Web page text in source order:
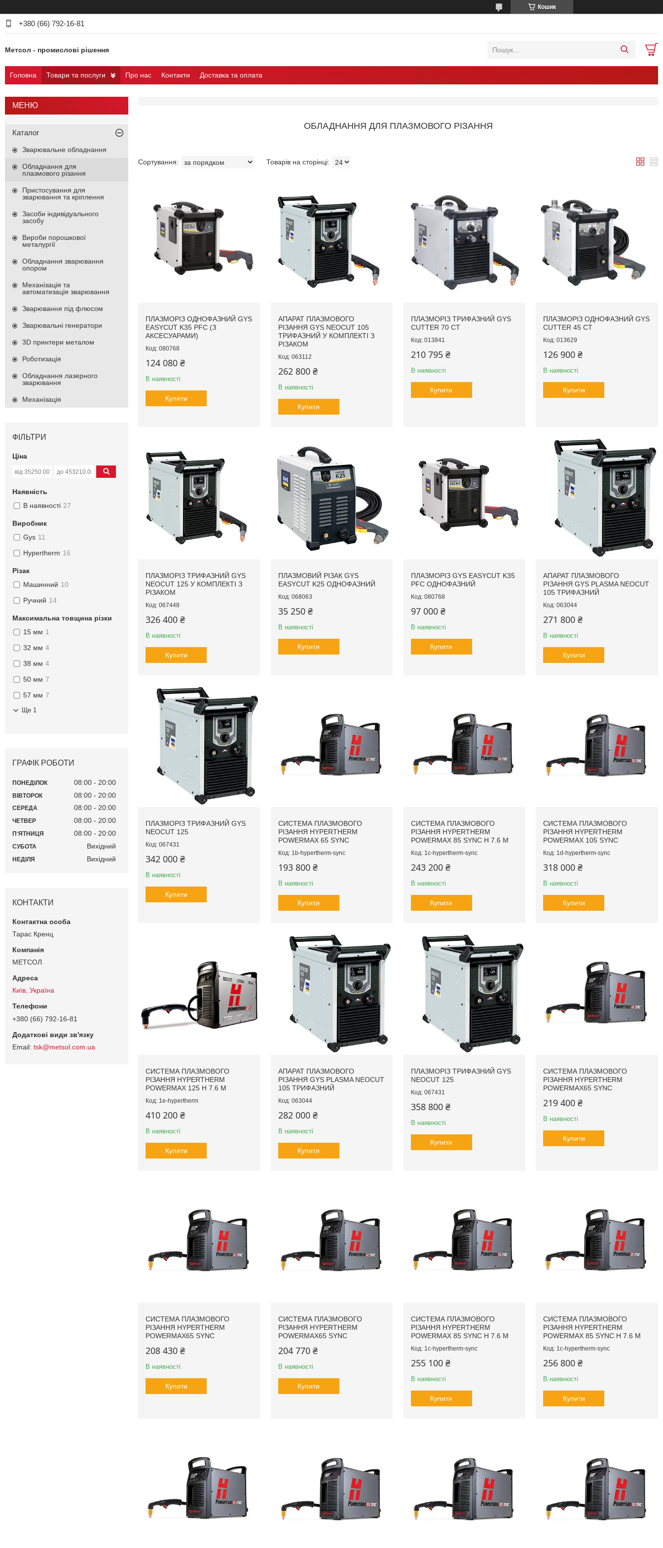
Кошик
+380 (66) 792-16-81
Метсол - промислові рішення
Головна Товари та послуги Про нас Контакти Доставка та оплата
ОБЛАДНАННЯ ДЛЯ ПЛАЗМОВОГО РІЗАННЯ
ПЛАЗМОРІЗ ОДНОФАЗНИЙ GYS
EASYCUT K35 PFC (З
АКСЕСУАРАМИ)
080768
124 080 ₴
В наявності
Купити
АПАРАТ ПЛАЗМОВОГО
РІЗАННЯ GYS NEOCUT 105
ТРИФАЗНИЙ У КОМПЛЕКТІ З
РІЗАКОМ
063112
262 800 ₴
В наявності
Купити
ПЛАЗМОРІЗ ТРИФАЗНИЙ GYS
CUTTER 70 CT
013841
210 795 ₴
В наявності
Купити
ПЛАЗМОРІЗ ОДНОФАЗНИЙ GYS
CUTTER 45 CT
013629
126 900 ₴
В наявності
Купити
ПЛАЗМОРІЗ ТРИФАЗНИЙ GYS
NEOCUT 125 У КОМПЛЕКТІ З
РІЗАКОМ
067448
326 400 ₴
В наявності
Купити
ПЛАЗМОВИЙ РІЗАК GYS
EASYCUT K25 ОДНОФАЗНИЙ
068063
35 250 ₴
В наявності
Купити
ПЛАЗМОРІЗ GYS EASYCUT K35
PFC ОДНОФАЗНИЙ
080768
97 000 ₴
В наявності
Купити
АПАРАТ ПЛАЗМОВОГО
РІЗАННЯ GYS PLASMA NEOCUT
105 ТРИФАЗНИЙ
063044
271 800 ₴
В наявності
Купити
ПЛАЗМОРІЗ ТРИФАЗНИЙ GYS
NEOCUT 125
067431
342 000 ₴
В наявності
Купити
СИСТЕМА ПЛАЗМОВОГО
РІЗАННЯ HYPERTHERM
POWERMAX 65 SYNC
1b-hypertherm-sync
193 800 ₴
В наявності
Купити
СИСТЕМА ПЛАЗМОВОГО
РІЗАННЯ HYPERTHERM
POWERMAX 85 SYNC H 7.6 M
1c-hypertherm-sync
243 200 ₴
В наявності
Купити
СИСТЕМА ПЛАЗМОВОГО
РІЗАННЯ HYPERTHERM
POWERMAX 105 SYNC
1d-hypertherm-sync
318 000 ₴
В наявності
Купити
СИСТЕМА ПЛАЗМОВОГО
РІЗАННЯ HYPERTHERM
POWERMAX 125 H 7.6 M
1e-hypertherm
410 200 ₴
В наявності
Купити
АПАРАТ ПЛАЗМОВОГО
РІЗАННЯ GYS PLASMA NEOCUT
105 ТРИФАЗНИЙ
063044
282 000 ₴
В наявності
Купити
ПЛАЗМОРІЗ ТРИФАЗНИЙ GYS
NEOCUT 125
067431
358 800 ₴
В наявності
Купити
СИСТЕМА ПЛАЗМОВОГО
РІЗАННЯ HYPERTHERM
POWERMAX65 SYNC
219 400 ₴
В наявності
Купити
СИСТЕМА ПЛАЗМОВОГО
РІЗАННЯ HYPERTHERM
POWERMAX65 SYNC
208 430 ₴
В наявності
Купити
СИСТЕМА ПЛАЗМОВОГО
РІЗАННЯ HYPERTHERM
POWERMAX65 SYNC
204 770 ₴
В наявності
Купити
СИСТЕМА ПЛАЗМОВОГО
РІЗАННЯ HYPERTHERM
POWERMAX 85 SYNC H 7.6 M
1c-hypertherm-sync
255 100 ₴
В наявності
Купити
СИСТЕМА ПЛАЗМОВОГО
РІЗАННЯ HYPERTHERM
POWERMAX 85 SYNC H 7.6 M
1c-hypertherm-sync
256 800 ₴
В наявності
Купити
Каталог
Зварювальне обладнання
Обладнання для
плазмового різання
Пристосування для
зварювання та кріплення
Засоби індивідуального
засобу
Вироби порошкової
металургії
Обладнання зварювання
опором
Механізація та
автоматизація зварювання
Зварювання під флюсом
Зварювальні генератори
3D принтери металом
Роботизація
Обладнання лазерного
зварювання
Механізація
ФІЛЬТРИ
Ціна
Наявність
В наявності 27
Виробник
Gys 11
Hypertherm 16
Різак
Машинний 10
Ручний 14
Максимальна товщина різки
15 мм 1
32 мм 4
38 мм 4
50 мм 7
57 мм 7
Ще 1
ГРАФІК РОБОТИ
ПОНЕДІЛОК 08:00 20:00
ВІВТОРОК 08:00 20:00
СЕРЕДА 08:00 20:00
ЧЕТВЕР 08:00 20:00
ПʼЯТНИЦЯ 08:00 20:00
СУБОТА Вихідний
НЕДІЛЯ Вихідний
КОНТАКТИ
Тарас Кренц
МЕТСОЛ
Київ, Україна
+380 (66) 792-16-81
tsk@metsol.com.ua